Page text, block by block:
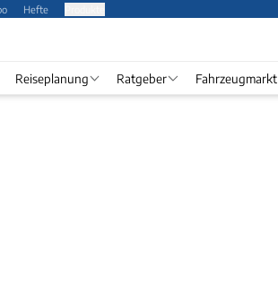
Hefte
Reiseplanung Ratgeber Fahrzeugmarkt